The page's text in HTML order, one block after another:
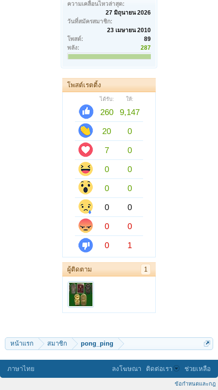
ความเคลื่อนไหวล่าสุด:
27 มิถุนายน 2026
วันที่สมัครสมาชิก:
23 เมษายน 2010
โพสต์:
89
พลัง:
287
โพสต์เรตติ้ง
ได้รับ: ให้:
260
9,147
20
0
7
0
0
0
0
0
0
0
0
0
0
1
ผู้ติดตาม 1
หน้าแรก สมาชิก pong_ping
ภาษาไทย ลงโฆษณา ติดต่อเรา ช่วยเหลือ
ข้อกำหนดและกฎ